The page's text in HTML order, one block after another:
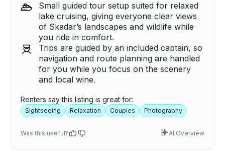
Small guided tour setup suited for relaxed
lake cruising, giving everyone clear views
of Skadar’s landscapes and wildlife while
you ride in comfort.
Trips are guided by an included captain, so
navigation and route planning are handled
for you while you focus on the scenery
and local wine.
Renters say this listing is great for:
Sightseeing Relaxation Couples Photography
Was this useful? AI Overview